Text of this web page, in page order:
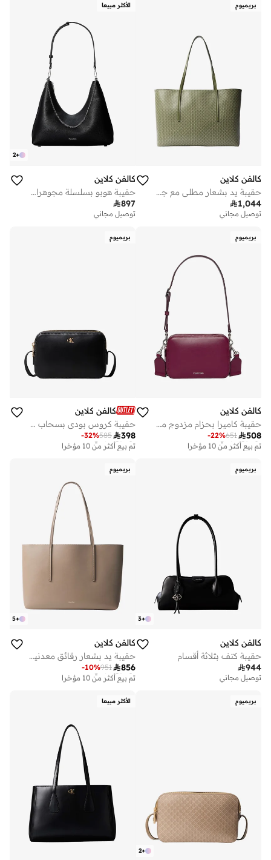
بريميوم
كالفن كلاين
حقيبة يد بشعار مطلي مع جيب
1,044
توصيل مجاني
الأكثر مبيعا
+
2
كالفن كلاين
حقيبة هوبو بسلسلة مجوهرات بنقشة الحصى
897
توصيل مجاني
بريميوم
كالفن كلاين
حقيبة كاميرا بحزام مزدوج من النسيج
508
651
-22%
توصيل مجاني
تم بيع أكثر من 10 مؤخرا
بريميوم
كالفن كلاين
حقيبة كروس بودي بسحاب وتفاصيل شعار
398
585
-32%
توصيل مجاني
تم بيع أكثر من 10 مؤخرا
بريميوم
+
3
كالفن كلاين
حقيبة كتف بثلاثة أقسام
944
توصيل مجاني
بريميوم
+
5
كالفن كلاين
حقيبة يد بشعار رقائق معدنية مع جيب
856
951
-10%
توصيل مجاني
تم بيع أكثر من 10 مؤخرا
تم بيع أكثر من 10 مؤخرا
بريميوم
+
2
الأكثر مبيعا